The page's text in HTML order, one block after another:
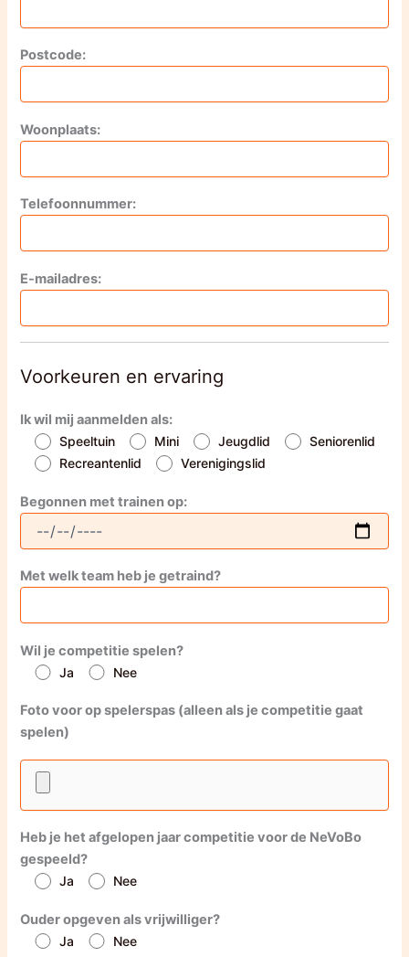
Postcode:
Woonplaats:
Telefoonnummer:
E-mailadres:
Voorkeuren en ervaring
Ik wil mij aanmelden als:
Speeltuin Mini Jeugdlid
Seniorenlid
Recreantenlid
Verenigingslid
Begonnen met trainen op:
Met welk team heb je getraind?
Wil je competitie spelen?
Ja Nee
Foto voor op spelerspas (alleen als je competitie gaat
spelen)
Heb je het afgelopen jaar competitie voor de NeVoBo
gespeeld?
Ja Nee
Ouder opgeven als vrijwilliger?
Ja Nee